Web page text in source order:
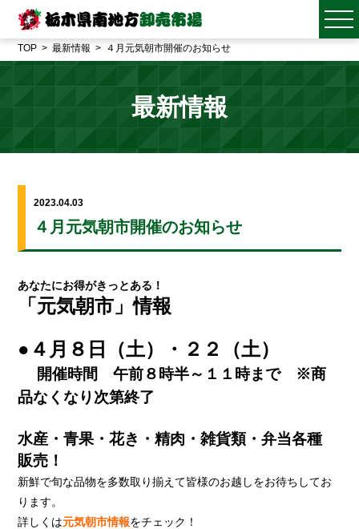
TOP 最新情報 ４月元気朝市開催のお知らせ
最新情報
2023.04.03
４月元気朝市開催のお知らせ
あなたにお得がきっとある！
「元気朝市」情報
●４月８日（土）・２２（土）
開催時間 午前８時半～１１時まで ※商
品なくなり次第終了
水産・青果・花き・精肉・雑貨類・弁当各種
販売！
新鮮で旬な品物を多数取り揃えて皆様のお越しをお待ちしてお
ります。
詳しくは元気朝市情報をチェック！